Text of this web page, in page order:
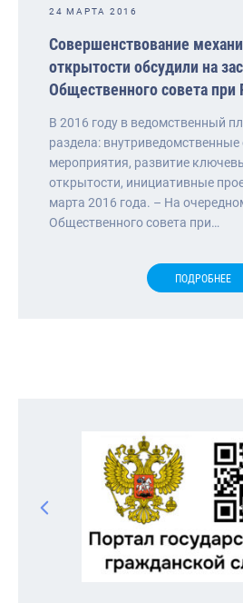
24 МАРТА 2016
Совершенствование
открытости обсудили на
Общественного совета при
В 2016 году в ведомственный
раздела:
мероприятия, развитие
открытости, инициативные
марта 2016 года. – На
Общественного совета при…
ПОДРОБНЕЕ